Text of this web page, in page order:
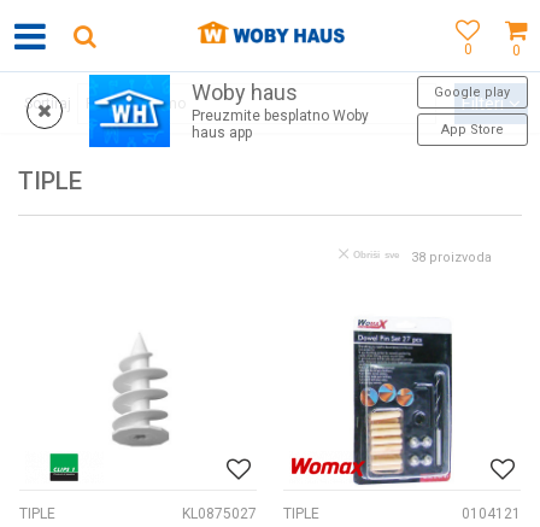
0
0
Woby haus
Preuzmite besplatno Woby
haus app
Google play
App Store
WOBY KARTICA NAGRAĐUJE SVAKU KUPOVINU!
TIPLE
Sortiraj Filteri
38 proizvoda
Obriši sve
TIPLE KL0875027 TIPLE 0104121